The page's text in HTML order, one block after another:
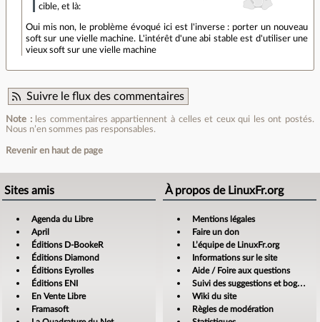
cible, et là:
Oui mis non, le problème évoqué ici est l'inverse : porter un nouveau
soft sur une vielle machine. L'intérêt d'une abi stable est d'utiliser une
vieux soft sur une vielle machine
Suivre le flux des commentaires
Note :les commentaires appartiennent à celles et ceux qui les ont postés.
Nous n’en sommes pas responsables.
Revenir en haut de page
Sites amis
Agenda du Libre
April
Éditions D-BookeR
Éditions Diamond
Éditions Eyrolles
Éditions ENI
En Vente Libre
Framasoft
À propos de LinuxFr.org
Mentions légales
Faire un don
L’équipe de LinuxFr.org
Informations sur le site
Aide / Foire aux questions
Suivi des suggestions et bogues
Wiki du site
Règles de modération